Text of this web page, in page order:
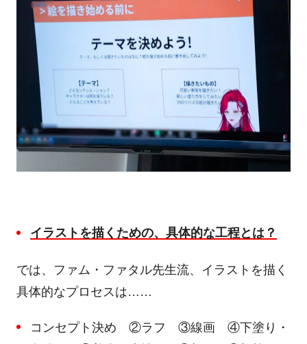
イラストを描くための、具体的な工程とは？
では、ファム・ファタル先生流、イラストを描く
具体的なプロセスは……
コンセプト決め ②ラフ ③線画 ④下塗り・